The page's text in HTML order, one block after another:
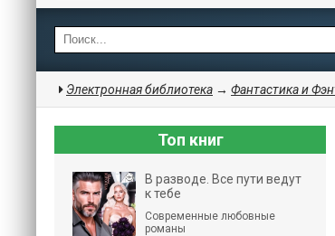
Электронная библиотека → Фантастика и
Топ книг
В разводе. Все пути ведут
к тебе
Современные любовные
романы